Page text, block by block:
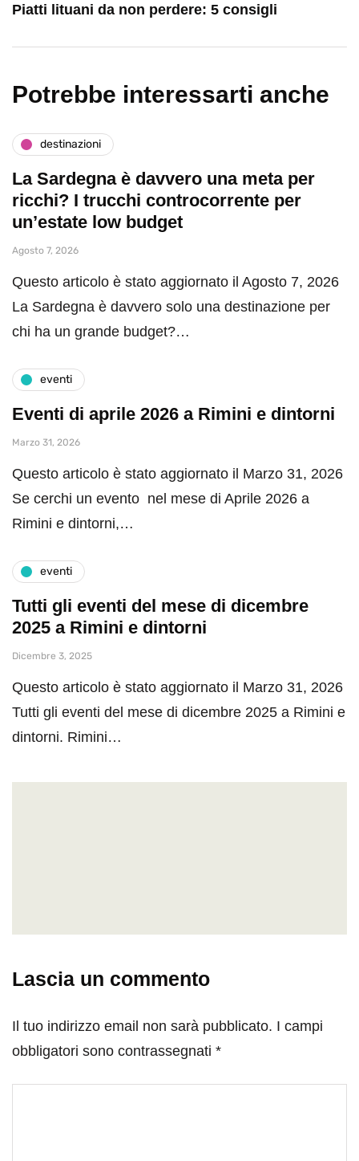
Piatti lituani da non perdere: 5 consigli
Potrebbe interessarti anche
destinazioni
La Sardegna è davvero una meta per
ricchi? I trucchi controcorrente per
un’estate low budget
Agosto 7, 2026
Questo articolo è stato aggiornato il Agosto 7, 2026
La Sardegna è davvero solo una destinazione per
chi ha un grande budget?…
eventi
Eventi di aprile 2026 a Rimini e dintorni
Marzo 31, 2026
Questo articolo è stato aggiornato il Marzo 31, 2026
Se cerchi un evento nel mese di Aprile 2026 a
Rimini e dintorni,…
eventi
Tutti gli eventi del mese di dicembre
2025 a Rimini e dintorni
Dicembre 3, 2025
Questo articolo è stato aggiornato il Marzo 31, 2026
Tutti gli eventi del mese di dicembre 2025 a Rimini e
dintorni. Rimini…
Lascia un commento
Il tuo indirizzo email non sarà pubblicato. I campi
obbligatori sono contrassegnati *